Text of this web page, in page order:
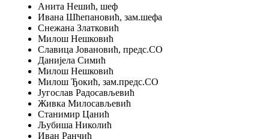
Анита Нешић, шеф
Ивана Шћепановић, зам.шефа
Снежана Златковић
Милош Нешковић
Славица Јовановић, предс.СО
Данијела Симић
Милош Нешковић
Милош Ђокић, зам.предс.СО
Југослав Радосављевић
Живка Милосављевић
Станимир Цанић
Љубиша Николић
Иван Ранчић